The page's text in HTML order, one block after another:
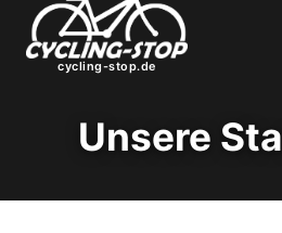
cycling-stop.de
Unsere